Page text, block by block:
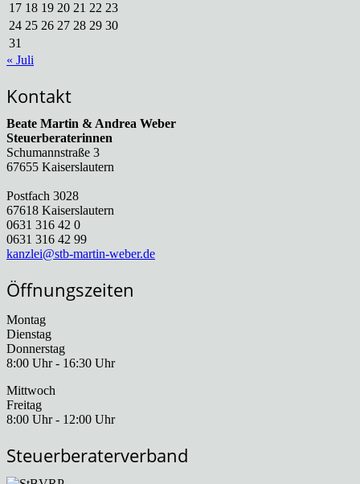
17 18 19 20 21 22 23
24 25 26 27 28 29 30
31
« Juli
Kontakt
Beate Martin & Andrea Weber
Steuerberaterinnen
Schumannstraße 3
67655 Kaiserslautern
Postfach 3028
67618 Kaiserslautern
0631 316 42 0
0631 316 42 99
kanzlei@stb-martin-weber.de
Öffnungszeiten
Montag
Dienstag
Donnerstag
8:00 Uhr - 16:30 Uhr
Mittwoch
Freitag
8:00 Uhr - 12:00 Uhr
Steuerberaterverband